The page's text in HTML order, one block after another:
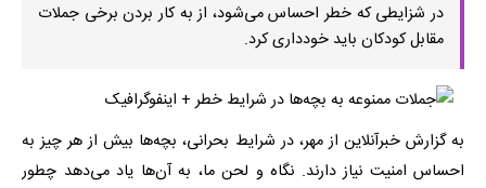
در شزایطی که خطر احساس می‌شود، از به کار بردن برخی جملات
مقابل کودکان باید خودداری کرد.
به گزارش خبرآنلاین از مهر، در شرایط بحرانی، بچه‌ها بیش از هر چیز به
احساس امنیت نیاز دارند. نگاه و لحن ما، به آن‌ها یاد می‌دهد چطور